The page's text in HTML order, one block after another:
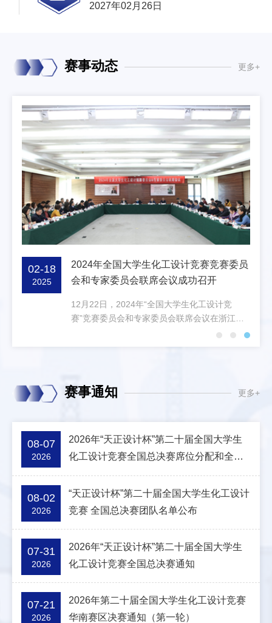
2027年02月26日
赛事动态 更多+
赛区
学西
02-18
2025
2024年全国大学生化工设计竞赛竞赛委员
会和专家委员会联席会议成功召开
12月22日，2024年“全国大学生化工设计竞
赛”竞赛委员会和专家委员会联席会议在浙江大
赛事通知 更多+
08-07
2026
2026年“天正设计杯”第二十届全国大学生
化工设计竞赛全国总决赛席位分配和全国
等级奖设置方案
08-02
2026
“天正设计杯”第二十届全国大学生化工设计
竞赛 全国总决赛团队名单公布
07-31
2026
2026年“天正设计杯”第二十届全国大学生
化工设计竞赛全国总决赛通知
07-21
2026
2026年第二十届全国大学生化工设计竞赛
华南赛区决赛通知（第一轮）